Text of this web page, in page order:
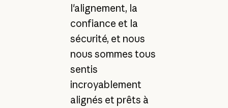
l'alignement, la
confiance et la
sécurité, et nous
nous sommes tous
sentis
incroyablement
alignés et prêts à